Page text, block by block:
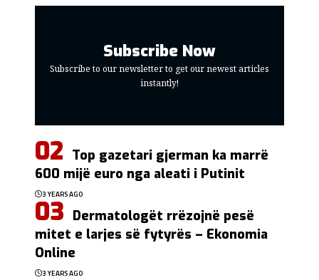
Subscribe Now
Subscribe to our newsletter to get our newest articles
instantly!
Top gazetari gjerman ka marrë
600 mijë euro nga aleati i Putinit
3 YEARS AGO
Dermatologët rrëzojnë pesë
mitet e larjes së fytyrës – Ekonomia
Online
3 YEARS AGO